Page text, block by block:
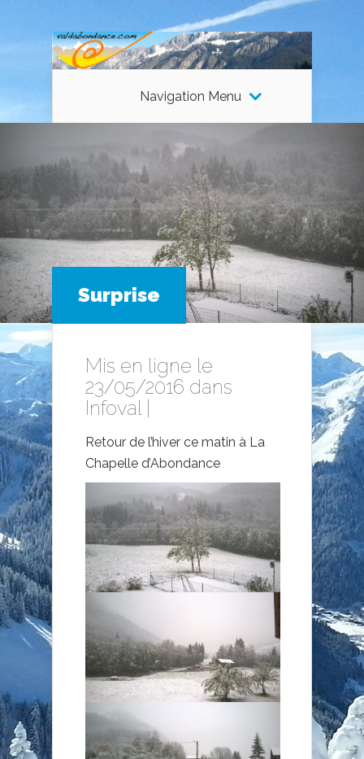
Navigation Menu
Surprise
Mis en ligne le
23/05/2016 dans
Infoval
Retour de l’hiver ce matin à La
Chapelle d’Abondance